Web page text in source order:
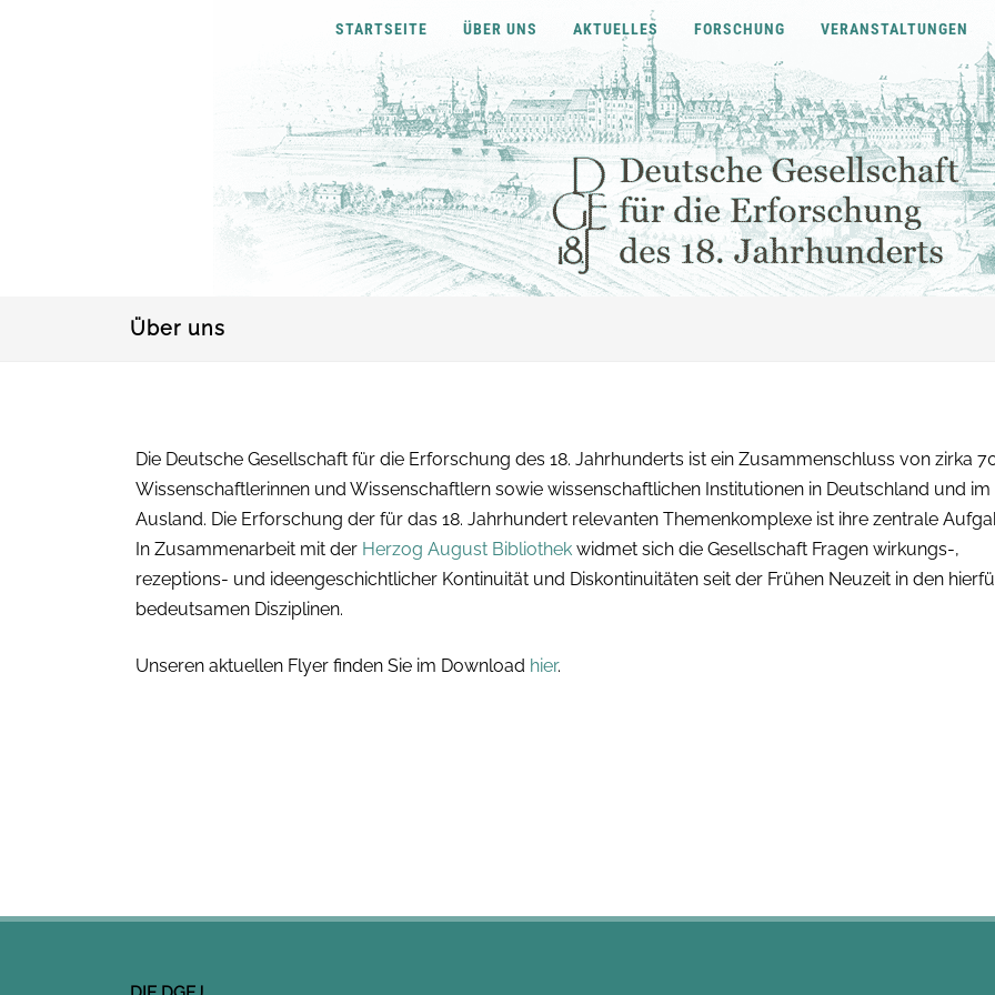
STARTSEITE ÜBER UNS AKTUELLES FORSCHUNG VERANSTALTUNGEN
Über uns
Die Deutsche Gesellschaft für die Erforschung des 18. Jahrhunderts ist ein Zusammenschluss von zirka
Wissenschaftlerinnen und Wissenschaftlern sowie wissenschaftlichen Institutionen in Deutschland und im
Ausland. Die Erforschung der für das 18. Jahrhundert relevanten Themenkomplexe ist ihre zentrale
In Zusammenarbeit mit der Herzog August Bibliothek widmet sich die Gesellschaft Fragen wirkungs-,
rezeptions- und ideengeschichtlicher Kontinuität und Diskontinuitäten seit der Frühen Neuzeit in den
bedeutsamen Disziplinen.
Unseren aktuellen Flyer finden Sie im Download hier.